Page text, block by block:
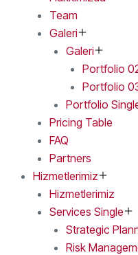
Team
Galeri
Galeri
Portfolio
Portfolio
Portfolio
Pricing Table
FAQ
Partners
Hizmetlerimiz
Hizmetlerimiz
Services Single
Strategic
Risk